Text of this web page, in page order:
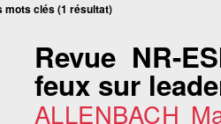
mots clés (1 résultat)
Revue NR-
feux sur
ALLENBACH